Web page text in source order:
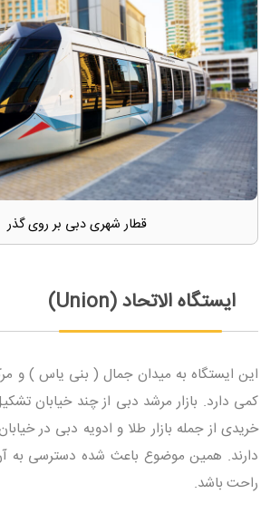
قطار شهری دبی بر روی گذر
ایستگاه الاتحاد (Union)
این ایستگاه به میدان جمال ( بنی یاس ) و
کمی دارد. بازار مرشد دبی از چند خیابان
خریدی از جمله بازار طلا و ادویه دبی در
دارند. همین موضوع باعث شده دسترسی به
راحت باشد.